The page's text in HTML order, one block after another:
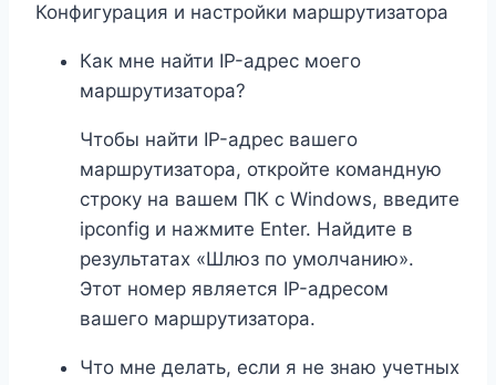
Конфигурация и настройки маршрутизатора
Как мне найти IP-адрес моего
маршрутизатора?
Чтобы найти IP-адрес вашего
маршрутизатора, откройте командную
строку на вашем ПК с Windows, введите
ipconfig и нажмите Enter. Найдите в
результатах «Шлюз по умолчанию».
Этот номер является IP-адресом
вашего маршрутизатора.
Что мне делать, если я не знаю учетных